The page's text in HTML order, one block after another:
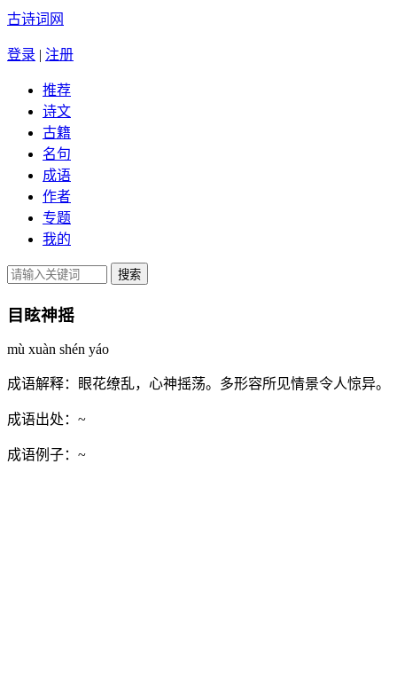
古诗词网
登录 | 注册
推荐
诗文
古籍
名句
成语
作者
专题
我的
目眩神摇
mù xuàn shén yáo
成语解释： 眼花缭乱，心神摇荡。多形容所见情景令人惊异。
成语出处： ~
成语例子： ~